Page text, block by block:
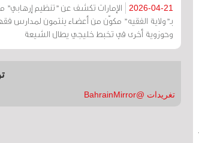
2026-04-21
الإمارات تكشف عن "تنظيم إرهابي"
بـ"ولاية الفقيه" مكوّن من أعضاء ينتمون لمدارس
وحوزوية أخرى في تخبط خليجي يطال الشيعة
تغريدات @BahrainMirror